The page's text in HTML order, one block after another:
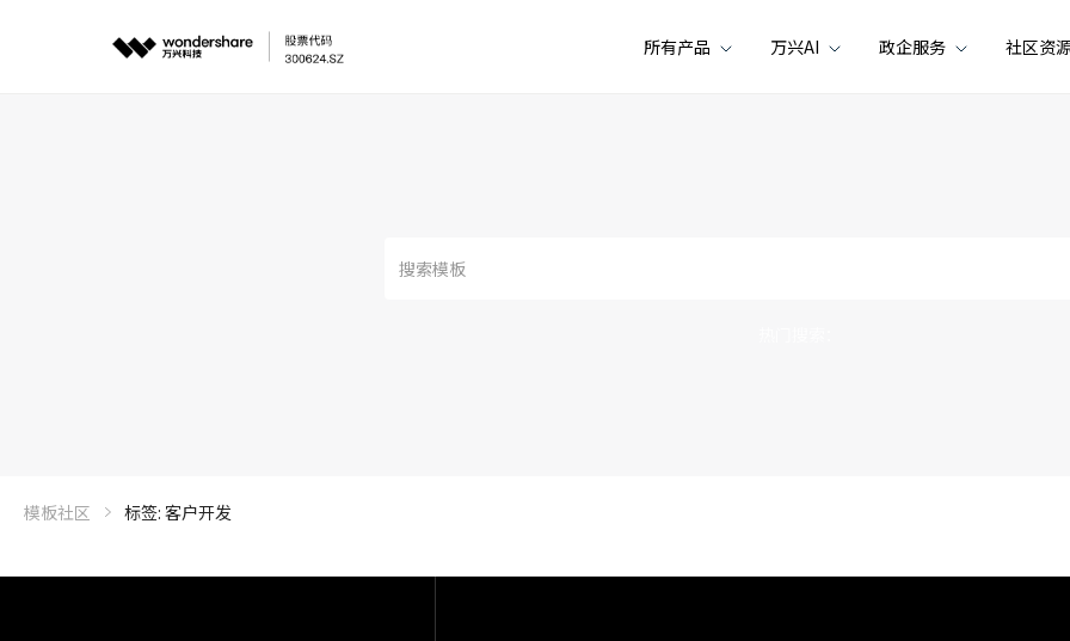
所有产品 万兴AI 政企服务 社区资
模板社区 标签: 客户开发